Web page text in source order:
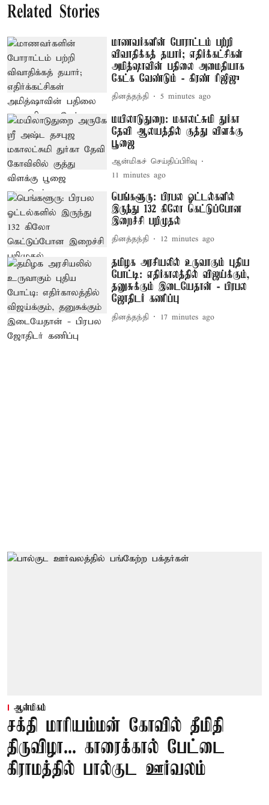
Related Stories
மாணவர்களின் போராட்டம் பற்றி
விவாதிக்கத் தயார்; எதிர்க்கட்சிகள்
அமித்ஷாவின் பதிலை அமைதியாக
கேட்க வேண்டும் - கிரண் ரிஜிஜு
தினத்தந்தி 5 minutes ago
மயிலாடுதுறை: மகாலட்சுமி துர்கா
தேவி ஆலயத்தில் குத்து விளக்கு
பூஜை
ஆன்மிகச் செய்திப்பிரிவு
11 minutes ago
பெங்களூரு: பிரபல ஓட்டல்களில்
இருந்து 132 கிலோ கெட்டுப்போன
இறைச்சி பறிமுதல்
தினத்தந்தி 12 minutes ago
தமிழக அரசியலில் உருவாகும் புதிய
போட்டி: எதிர்காலத்தில் விஜய்க்கும்,
தனுசுக்கும் இடையேதான் - பிரபல
ஜோதிடர் கணிப்பு
தினத்தந்தி 17 minutes ago
ஆன்மிகம்
சக்தி மாரியம்மன் கோவில் தீமிதி
திருவிழா... காரைக்கால் பேட்டை
கிராமத்தில் பால்குட ஊர்வலம்